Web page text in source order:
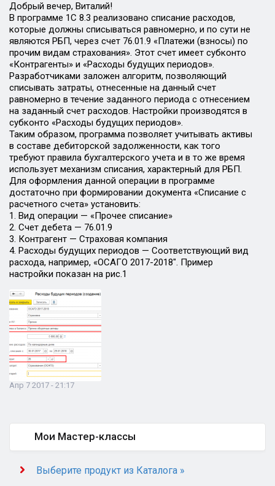
Добрый вечер, Виталий!
В программе 1С 8.3 реализовано списание расходов,
которые должны списываться равномерно, и по сути не
являются РБП, через счет 76.01.9 «Платежи (взносы) по
прочим видам страхования». Этот счет имеет субконто
«Контрагенты» и «Расходы будущих периодов».
Разработчиками заложен алгоритм, позволяющий
списывать затраты, отнесенные на данный счет
равномерно в течение заданного периода с отнесением
на заданный счет расходов. Настройки производятся в
субконто «Расходы будущих периодов».
Таким образом, программа позволяет учитывать активы
в составе дебиторской задолженности, как того
требуют правила бухгалтерского учета и в то же время
использует механизм списания, характерный для РБП.
Для оформления данной операции в программе
достаточно при формировании документа «Списание с
расчетного счета» установить:
1. Вид операции — «Прочее списание»
2. Счет дебета — 76.01.9
3. Контрагент — Страховая компания
4. Расходы будущих периодов — Соответствующий вид
расхода, например, «ОСАГО 2017-2018″. Пример
настройки показан на рис.1
Апр 7 2017 - 21:17
Мои Мастер-классы
Выберите продукт из Каталога »